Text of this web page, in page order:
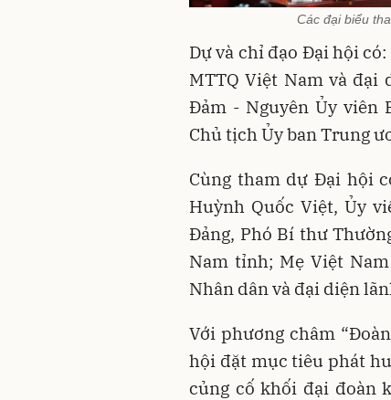
Các đại biểu
Dự và chỉ đạo Đại hội
MTTQ Việt Nam và đại
Đảm - Nguyên Ủy viên
Chủ tịch Ủy ban Trung
Cùng tham dự Đại hội
Huỳnh Quốc Việt, Ủy
Đảng, Phó Bí thư
Nam tỉnh; Mẹ Việt
Nhân dân và đại diện
Với phương châm
hội đặt mục tiêu phát
củng cố khối đại đoàn